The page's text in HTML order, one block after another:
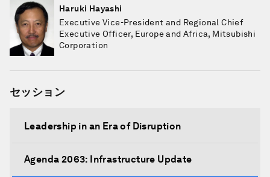
Haruki Hayashi
Executive Vice-President and Regional Chief
Executive Officer, Europe and Africa, Mitsubishi
Corporation
セッション
Leadership in an Era of Disruption
Agenda 2063: Infrastructure Update